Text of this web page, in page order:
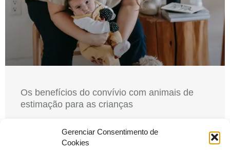
Gerenciar Consentimento de
Cookies
Os benefícios do convívio com animais de
estimação para as crianças
para as crianças Não é segredo quando afirmamos que
os animais de estimação têm o dom de